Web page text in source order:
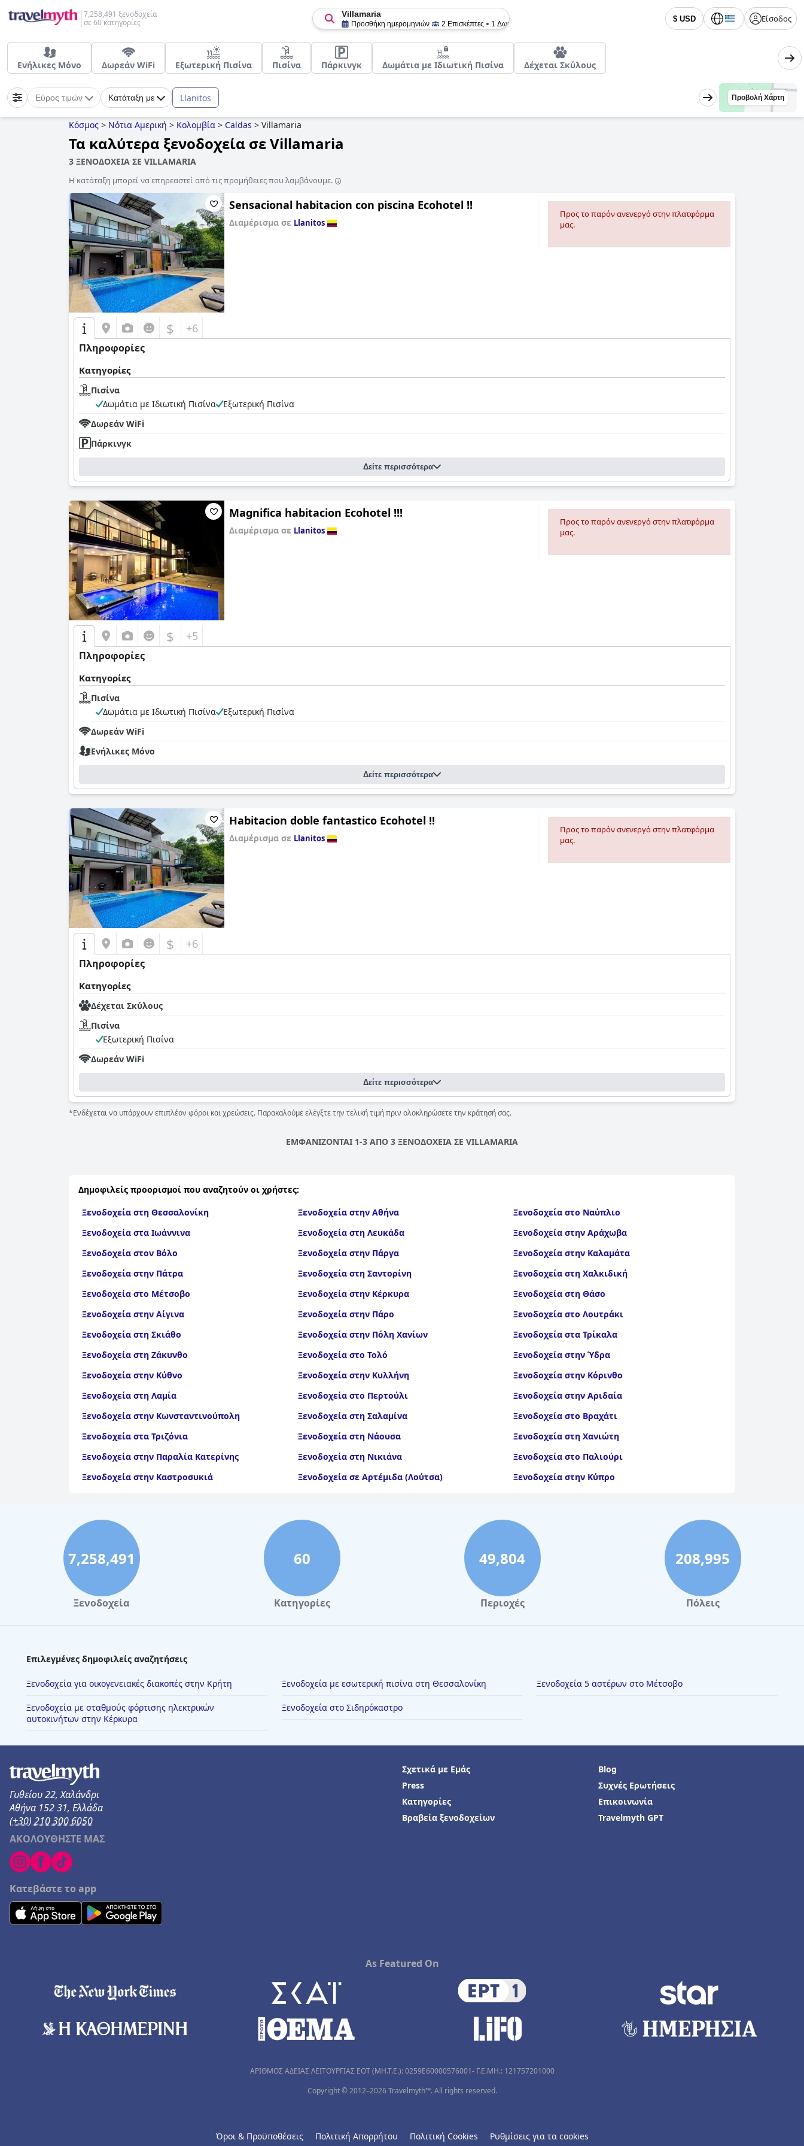
7,258,491 ξενοδοχεία
σε 60 κατηγορίες
$ USD Είσοδος
Villamaria
Προσθήκη ημερομηνιών 2 Επισκέπτες 1 Δωμάτιο
Ενήλικες Μόνο Δωρεάν WiFi Εξωτερική Πισίνα Πισίνα Πάρκινγκ Δωμάτια με Ιδιωτική Πισίνα Δέχεται Σκύλους
Εύρος τιμών Κατάταξη με Llanitos Προβολή Χάρτη
Κόσμος > Νότια Αμερική > Κολομβία > Caldas > Villamaria
Τα καλύτερα ξενοδοχεία σε Villamaria
3 ΞΕΝΟΔΟΧΕΙΑ ΣΕ VILLAMARIA
Η κατάταξη μπορεί να επηρεαστεί από τις προμήθειες που λαμβάνουμε.
Sensacional habitacion con piscina Ecohotel !!
Διαμέρισμα σε Llanitos
Προς το παρόν ανενεργό στην πλατφόρμα
μας.
$ +6
Πληροφορίες
Κατηγορίες
Πισίνα
Δωμάτια με Ιδιωτική Πισίνα
Εξωτερική Πισίνα
Δωρεάν WiFi
Πάρκινγκ
Δείτε περισσότερα
Magnifica habitacion Ecohotel !!!
Διαμέρισμα σε Llanitos
Προς το παρόν ανενεργό στην πλατφόρμα
μας.
$ +5
Πληροφορίες
Κατηγορίες
Πισίνα
Δωμάτια με Ιδιωτική Πισίνα
Εξωτερική Πισίνα
Δωρεάν WiFi
Ενήλικες Μόνο
Δείτε περισσότερα
Habitacion doble fantastico Ecohotel !!
Διαμέρισμα σε Llanitos
Προς το παρόν ανενεργό στην πλατφόρμα
μας.
$ +6
Πληροφορίες
Κατηγορίες
Δέχεται Σκύλους
Πισίνα
Εξωτερική Πισίνα
Δωρεάν WiFi
Δείτε περισσότερα
*Ενδέχεται να υπάρχουν επιπλέον φόροι και χρεώσεις. Παρακαλούμε ελέγξτε την τελική τιμή πριν ολοκληρώσετε την κράτησή σας.
ΕΜΦΑΝΙΖΟΝΤΑΙ 1-3 ΑΠΟ 3 ΞΕΝΟΔΟΧΕΙΑ ΣΕ VILLAMARIA
Δημοφιλείς προορισμοί που αναζητούν οι χρήστες:
Ξενοδοχεία στη Θεσσαλονίκη
Ξενοδοχεία στην Αθήνα
Ξενοδοχεία στο Ναύπλιο
Ξενοδοχεία στα Ιωάννινα
Ξενοδοχεία στη Λευκάδα
Ξενοδοχεία στην Αράχωβα
Ξενοδοχεία στον Βόλο
Ξενοδοχεία στην Πάργα
Ξενοδοχεία στην Καλαμάτα
Ξενοδοχεία στην Πάτρα
Ξενοδοχεία στη Σαντορίνη
Ξενοδοχεία στη Χαλκιδική
Ξενοδοχεία στο Μέτσοβο
Ξενοδοχεία στην Κέρκυρα
Ξενοδοχεία στη Θάσο
Ξενοδοχεία στην Αίγινα
Ξενοδοχεία στην Πάρο
Ξενοδοχεία στο Λουτράκι
Ξενοδοχεία στη Σκιάθο
Ξενοδοχεία στην Πόλη Χανίων
Ξενοδοχεία στα Τρίκαλα
Ξενοδοχεία στη Ζάκυνθο
Ξενοδοχεία στο Τολό
Ξενοδοχεία στην Ύδρα
Ξενοδοχεία στην Κύθνο
Ξενοδοχεία στην Κυλλήνη
Ξενοδοχεία στην Κόρινθο
Ξενοδοχεία στη Λαμία
Ξενοδοχεία στο Περτούλι
Ξενοδοχεία στην Αριδαία
Ξενοδοχεία στην Κωνσταντινούπολη
Ξενοδοχεία στη Σαλαμίνα
Ξενοδοχεία στο Βραχάτι
Ξενοδοχεία στα Τριζόνια
Ξενοδοχεία στη Νάουσα
Ξενοδοχεία στη Χανιώτη
Ξενοδοχεία στην Παραλία Κατερίνης
Ξενοδοχεία στη Νικιάνα
Ξενοδοχεία στο Παλιούρι
Ξενοδοχεία στην Καστροσυκιά
Ξενοδοχεία σε Αρτέμιδα (Λούτσα)
Ξενοδοχεία στην Κύπρο
Ξενοδοχεία στο Λεωνίδιο
Ξενοδοχεία σε Πουκέτ
Ξενοδοχεία στην Τήλο
Ξενοδοχεία στο Φίτζι
7,258,491
Ξενοδοχεία
60
Κατηγορίες
49,804
Περιοχές
208,995
Πόλεις
Επιλεγμένες δημοφιλείς αναζητήσεις
Ξενοδοχεία για οικογενειακές διακοπές στην Κρήτη Ξενοδοχεία με εσωτερική πισίνα στη Θεσσαλονίκη Ξενοδοχεία 5 αστέρων στο Μέτσοβο
Ξενοδοχεία με σταθμούς φόρτισης ηλεκτρικών
αυτοκινήτων στην Κέρκυρα
Ξενοδοχεία στο Σιδηρόκαστρο
Γυθείου 22, Χαλάνδρι
Αθήνα 152 31, Ελλάδα
(+30) 210 300 6050
ΑΚΟΛΟΥΘΗΣΤΕ ΜΑΣ
Κατεβάστε το app
Σχετικά με Εμάς
Press
Κατηγορίες
Βραβεία ξενοδοχείων
Blog
Συχνές Ερωτήσεις
Επικοινωνία
Travelmyth GPT
As Featured On
ΑΡΙΘΜΟΣ ΑΔΕΙΑΣ ΛΕΙΤΟΥΡΓΙΑΣ ΕΟΤ (MH.T.E.): 0259Ε60000576001- Γ.Ε.ΜΗ.: 121757201000
Copyright © 2012–2026 Travelmyth™. All rights reserved.
Όροι & Προϋποθέσεις Πολιτική Απορρήτου Πολιτική Cookies Ρυθμίσεις για τα cookies